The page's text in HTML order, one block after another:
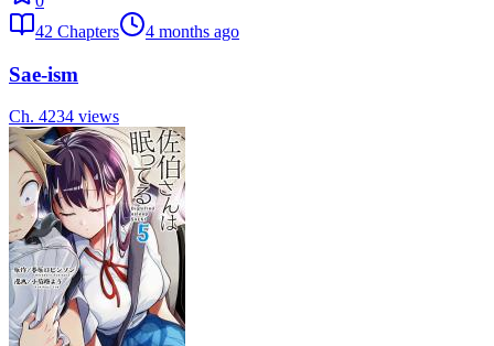
42 Chapters 4 months ago
Sae-ism
Ch. 4234 views